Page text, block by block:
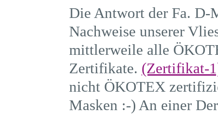
Die Antwort der Fa. D-
Nachweise unserer
mittlerweile alle
Zertifikate. (Zertifikat-
nicht ÖKOTEX
Masken :-) An einer